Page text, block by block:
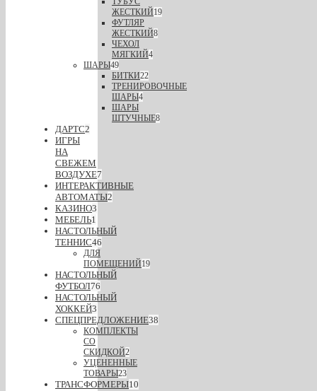
ЖЕСТКИЙ19
ФУТЛЯР
ЖЕСТКИЙ8
ЧЕХОЛ
МЯГКИЙ4
ШАРЫ49
БИТКИ22
ТРЕНИРОВОЧНЫЕ
ШАРЫ4
ШАРЫ
ШТУЧНЫЕ8
ДАРТС2
ИГРЫ
НА
СВЕЖЕМ
ВОЗДУХЕ7
ИНТЕРАКТИВНЫЕ
АВТОМАТЫ2
КАЗИНО3
МЕБЕЛЬ1
НАСТОЛЬНЫЙ
ТЕННИС46
ДЛЯ
ПОМЕЩЕНИЙ19
НАСТОЛЬНЫЙ
ФУТБОЛ76
НАСТОЛЬНЫЙ
ХОККЕЙ3
СПЕЦПРЕДЛОЖЕНИЕ38
КОМПЛЕКТЫ
СО
СКИДКОЙ2
УЦЕНЕННЫЕ
ТОВАРЫ23
ТРАНСФОРМЕРЫ10